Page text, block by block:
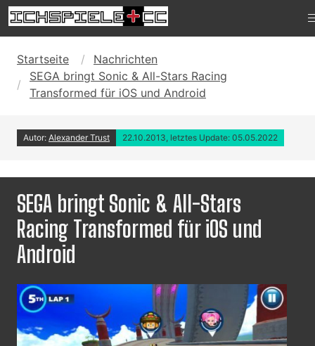
Startseite
Nachrichten
SEGA bringt Sonic & All-Stars Racing
Transformed für iOS und Android
Autor: Alexander Trust 22.10.2013, letztes Update: 05.05.2022
SEGA bringt Sonic & All-Stars
Racing Transformed für iOS und
Android